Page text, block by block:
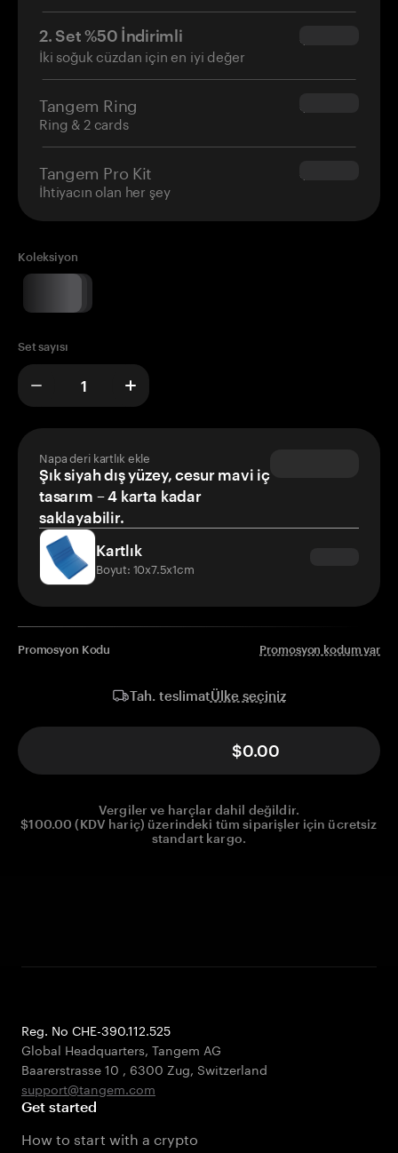
2. Set %50 İndirimli
İki soğuk cüzdan için en iyi değer
$34.95
Tangem Ring
Ring & 2 cards
$160.00
Tangem Pro Kit
İhtiyacın olan her şey
$180.00
Koleksiyon
Set sayısı
Napa deri kartlık ekle
Şık siyah dış yüzey, cesur mavi iç
tasarım – 4 karta kadar
saklayabilir.
Kartlık
Boyut: 10x7.5x1cm
Promosyon Kodu Promosyon kodum var
Tah. teslimatÜlke seçiniz
$0.00
Vergiler ve harçlar dahil değildir.
$100.00 (KDV hariç) üzerindeki tüm siparişler için ücretsiz
standart kargo.
Reg. No CHE-390.112.525
Global Headquarters, Tangem AG
Baarerstrasse 10 , 6300 Zug, Switzerland
support@tangem.com
Get started
How to start with a crypto